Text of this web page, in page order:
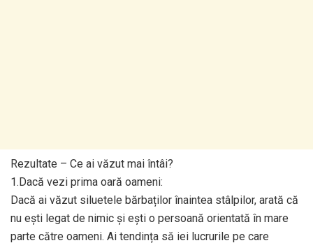
Rezultate – Ce ai văzut mai întâi?
1.Dacă vezi prima oară oameni:
Dacă ai văzut siluetele bărbaților înaintea stâlpilor, arată că
nu ești legat de nimic și ești o persoană orientată în mare
parte către oameni. Ai tendința să iei lucrurile pe care